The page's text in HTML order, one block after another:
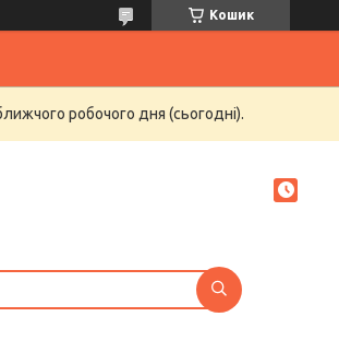
Кошик
робочого дня (сьогодні).